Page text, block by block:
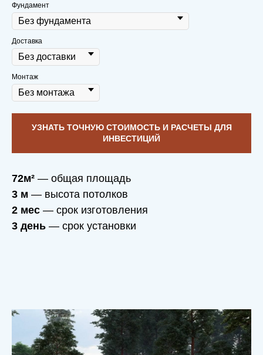
Фундамент
Доставка
Монтаж
УЗНАТЬ ТОЧНУЮ СТОИМОСТЬ И РАСЧЕТЫ ДЛЯ
ИНВЕСТИЦИЙ
72м² — общая площадь
3 м — высота потолков
2 мес — срок изготовления
3 день — срок установки